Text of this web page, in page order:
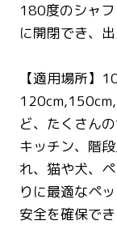
180度のシャ
に開閉でき、
【適用場所】
ど、たくさん
キッチン、階
れ、猫や犬、
りに最適なペ
安全を確保で